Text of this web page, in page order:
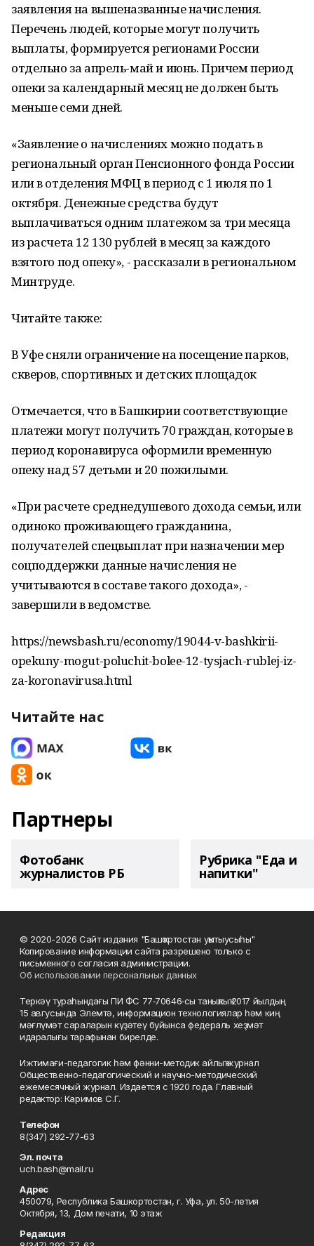
заявления на вышеназванные начисления.
Перечень людей, которые могут получить
выплаты, формируется регионами России
отдельно за апрель-май и июнь. Причем период
опеки за календарный месяц не должен быть
меньше семи дней.
«Заявление о начислениях можно подать в
региональный орган Пенсионного фонда России
или в отделения МФЦ в период с 1 июля по 1
октября. Денежные средства будут
выплачиваться одним платежом за три месяца
из расчета 12 130 рублей в месяц за каждого
взятого под опеку», - рассказали в региональном
Минтруде.
Читайте также:
В Уфе сняли ограничение на посещение парков,
скверов, спортивных и детских площадок
Отмечается, что в Башкирии соответствующие
платежи могут получить 70 граждан, которые в
период коронавируса оформили временную
опеку над 57 детьми и 20 пожилыми.
«При расчете среднедушевого дохода семьи, или
одиноко проживающего гражданина,
получателей спецвыплат при назначении мер
соцподдержки данные начисления не
учитываются в составе такого дохода», -
завершили в ведомстве.
https://newsbash.ru/economy/19044-v-bashkirii-
opekuny-mogut-poluchit-bolee-12-tysjach-rublej-iz-
za-koronavirusa.html
Читайте нас
Партнеры
Фотобанк
журналистов РБ
Рубрика "Еда и
напитки"
© 2020-2026 Сайт издания "Башҡортостан уҡытыусыһы"
Копирование информации сайта разрешено только с
письменного согласия администрации.
Об использовании персональных данных
Теркәү тураһындағы ПИ ФС 77‑70646‑сы таныҡлыҡ 2017 йылдың
15 авгусында Элемтә, информацион технологиялар һәм киң
мәғлүмәт сараларын күҙәтеү буйынса федераль хеҙмәт
идаралығы тарафынан бирелде.
Ижтимағи-педагогик һәм фәнни-методик айлыҡ журнал
Общественно-педагогический и научно-методический
ежемесячный журнал. Издается с 1920 года. Главный
редактор: Каримов С.Г.
Телефон
8(347) 292-77-63
Эл. почта
uch.bash@mail.ru
Адрес
450079, Республика Башкортостан, г. Уфа, ул. 50-летия
Октября, 13, Дом печати, 10 этаж
Редакция